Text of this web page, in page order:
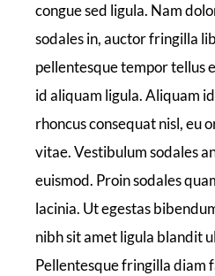
congue sed ligula. Nam
sodales in, auctor fringilla
pellentesque tempor tellus
id aliquam ligula. Aliquam
rhoncus consequat nisl, eu
vitae. Vestibulum sodales
euismod. Proin sodales
lacinia. Ut egestas
nibh sit amet ligula blandit
Pellentesque fringilla diam